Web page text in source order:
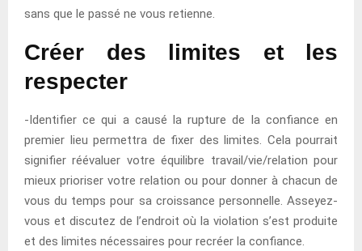
sans que le passé ne vous retienne.
Créer des limites et les
respecter
-Identifier ce qui a causé la rupture de la confiance en
premier lieu permettra de fixer des limites. Cela pourrait
signifier réévaluer votre équilibre travail/vie/relation pour
mieux prioriser votre relation ou pour donner à chacun de
vous du temps pour sa croissance personnelle. Asseyez-
vous et discutez de l’endroit où la violation s’est produite
et des limites nécessaires pour recréer la confiance.